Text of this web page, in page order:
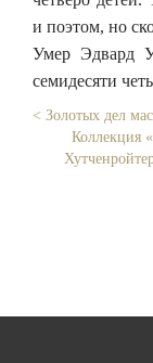
и поэтом, но
Умер Эдвард
семидесяти
< Золотых дел
Коллекция